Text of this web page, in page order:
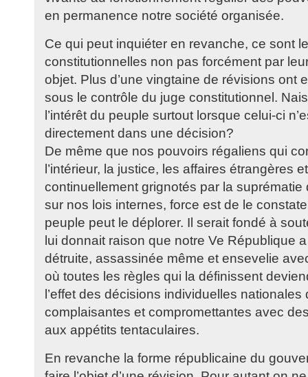
en permanence notre société organisée.
Ce qui peut inquiéter en revanche, ce sont
constitutionnelles non pas forcément par
objet. Plus d’une vingtaine de révisions ont
sous le contrôle du juge constitutionnel.
l’intérêt du peuple surtout lorsque celui-ci
directement dans une décision?
De même que nos pouvoirs régaliens qui
l’intérieur, la justice, les affaires étrangères
continuellement grignotés par la
sur nos lois internes, force est de le
peuple peut le déplorer. Il serait fondé à
lui donnait raison que notre Ve République
détruite, assassinée même et ensevelie
où toutes les règles qui la définissent
l’effet des décisions individuelles
complaisantes et compromettantes avec
aux appétits tentaculaires.
En revanche la forme républicaine du